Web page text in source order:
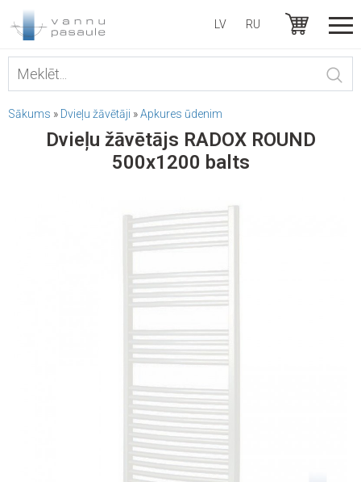
LV RU
Sākums » Dvieļu žāvētāji »Apkures ūdenim
Dvieļu žāvētājs RADOX ROUND
500x1200 balts